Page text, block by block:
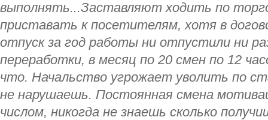
выполнять...Заставляют ходить по
приставать к посетителям, хотя в
отпуск за год работы ни отпустили ни
переработки, в месяц по 20 смен по 12
что. Начальство угрожает уволить по
не нарушаешь. Постоянная смена
числом, никогда не знаешь сколько